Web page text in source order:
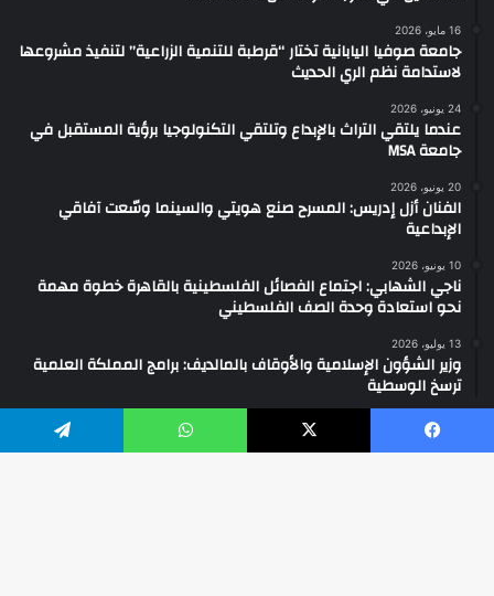
16 مايو، 2026
جامعة صوفيا اليابانية تختار “قرطبة للتنمية الزراعية” لتنفيذ مشروعها
لاستدامة نظم الري الحديث
24 يونيو، 2026
عندما يلتقي التراث بالإبداع وتلتقي التكنولوجيا برؤية المستقبل في
جامعة MSA
20 يونيو، 2026
الفنان أزل إدريس: المسرح صنع هويتي والسينما وسّعت آفاقي
الإبداعية
10 يونيو، 2026
ناجي الشهابي: اجتماع الفصائل الفلسطينية بالقاهرة خطوة مهمة
نحو استعادة وحدة الصف الفلسطيني
13 يوليو، 2026
وزير الشؤون الإسلامية والأوقاف بالمالديف: برامج المملكة العلمية
ترسخ الوسطية
فيسبوك ‫X واتساب تيلقرام